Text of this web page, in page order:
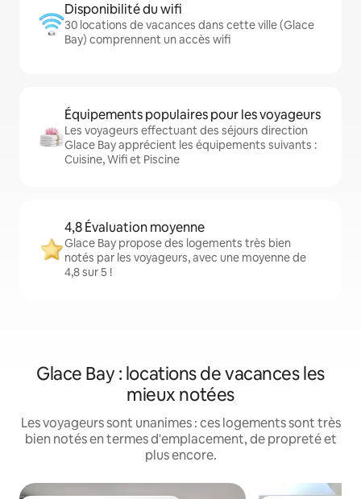
Disponibilité du wifi
30 locations de vacances dans cette ville (Glace
Bay) comprennent un accès wifi
Équipements populaires pour les voyageurs
Les voyageurs effectuant des séjours direction
Glace Bay apprécient les équipements suivants :
Cuisine, Wifi et Piscine
4,8 Évaluation moyenne
Glace Bay propose des logements très bien
notés par les voyageurs, avec une moyenne de
4,8 sur 5 !
Glace Bay : locations de vacances les
mieux notées
Les voyageurs sont unanimes : ces logements sont très
bien notés en termes d'emplacement, de propreté et
plus encore.